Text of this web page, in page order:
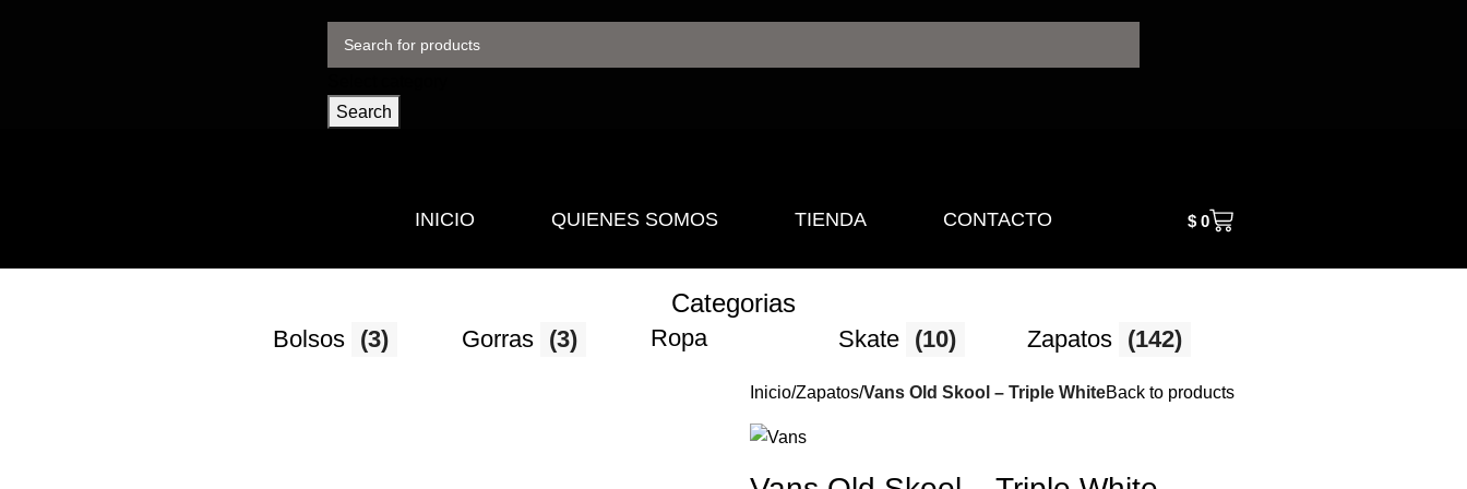
Search
INICIO QUIENES SOMOS TIENDA CONTACTO $ 0
Categorias
Bolsos (3) Gorras (3) Ropa Skate (10) Zapatos (142)
Inicio Zapatos Vans Old Skool – Triple WhiteBack to products